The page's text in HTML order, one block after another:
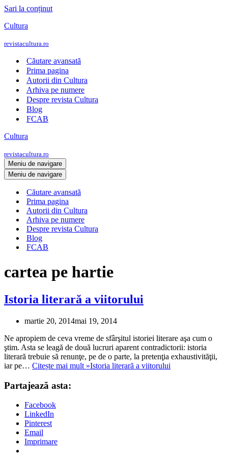
Sari la conținut
Cultura
revistacultura.ro
Căutare avansată
Prima pagina
Autorii din Cultura
Arhiva pe numere
Despre revista Cultura
Blog
FCAB
Cultura
revistacultura.ro
Meniu de navigare
Meniu de navigare
Căutare avansată
Prima pagina
Autorii din Cultura
Arhiva pe numere
Despre revista Cultura
Blog
FCAB
cartea pe hartie
Istoria literară a viitorului
martie 20, 2014mai 19, 2014
Ne apropiem de ceva vreme de sfârşitul istoriei literare aşa cum o
ştim. Asta se leagă de două lucruri aparent contradictorii: istoria
literară trebuie să renunţe, pe de o parte, la pretenţia exhaustivităţii,
iar pe… Citește mai mult »Istoria literară a viitorului
Partajează asta:
Facebook
LinkedIn
Pinterest
Email
Imprimare